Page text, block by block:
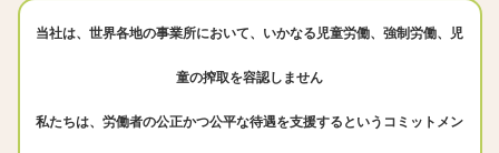
当社は、世界各地の事業所において、いかなる児童労働、強制労働、児
童の搾取を容認しません
私たちは、労働者の公正かつ公平な待遇を支援するというコミットメン